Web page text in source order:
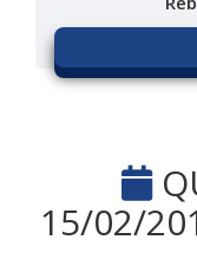
15/02/